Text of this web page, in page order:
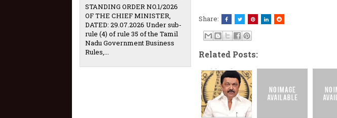
Share:
Related Posts:
STANDING ORDER NO.1/2026
OF THE CHIEF MINISTER,
DATED: 29.07.2026 Under sub-
rule (4) of rule 35 of the Tamil
Nadu Government Business
Rules,...